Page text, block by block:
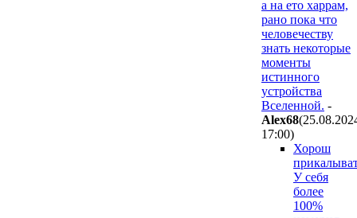
а на ето харрам,
рано пока что
человечеству
знать некоторые
моменты
истинного
устройства
Вселенной. -
Alex68
17:00)
Хорош
У себя
более
100%